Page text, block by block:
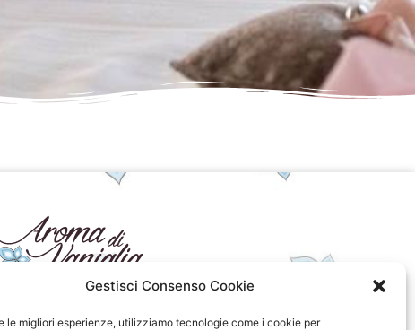
Gestisci Consenso Cookie
le migliori esperienze, utilizziamo tecnologie come i cookie per
da Facebook